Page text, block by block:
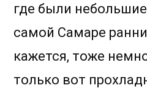
где были
самой Самаре
кажется, тоже
только вот